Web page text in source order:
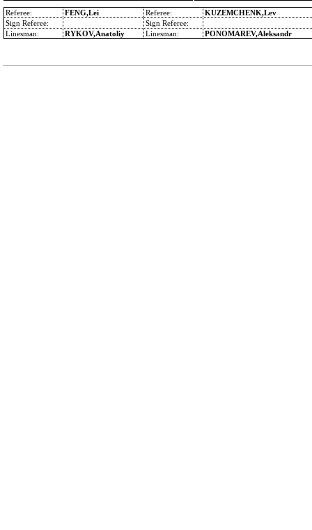
Referee: FENG,Lei Referee:
KUZEMCHENK,Lev
Sign Referee:
Sign Referee:
Linesman:
RYKOV,Anatoliy Linesman: PONOMAREV,Aleksandr